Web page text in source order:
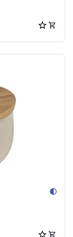
contrast